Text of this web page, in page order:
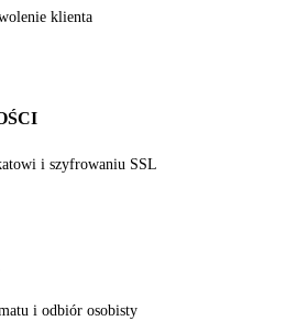
klienta
i szyfrowaniu SSL
i odbiór osobisty